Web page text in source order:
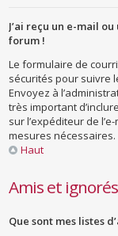
J’ai reçu un e-mail
forum !
Le formulaire de
sécurités pour suivre
Envoyez à
très important
sur l’expéditeur de
mesures nécessaires.
Haut
Amis et ignorés
Que sont mes listes